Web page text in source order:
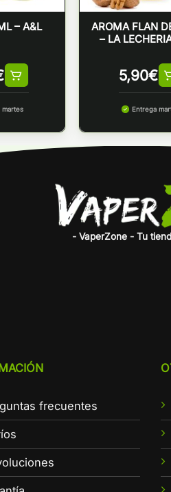
– A&L
martes
AROMA FLAN
– LA
5,90€
Entrega
- VaperZone - Tu
frecuentes